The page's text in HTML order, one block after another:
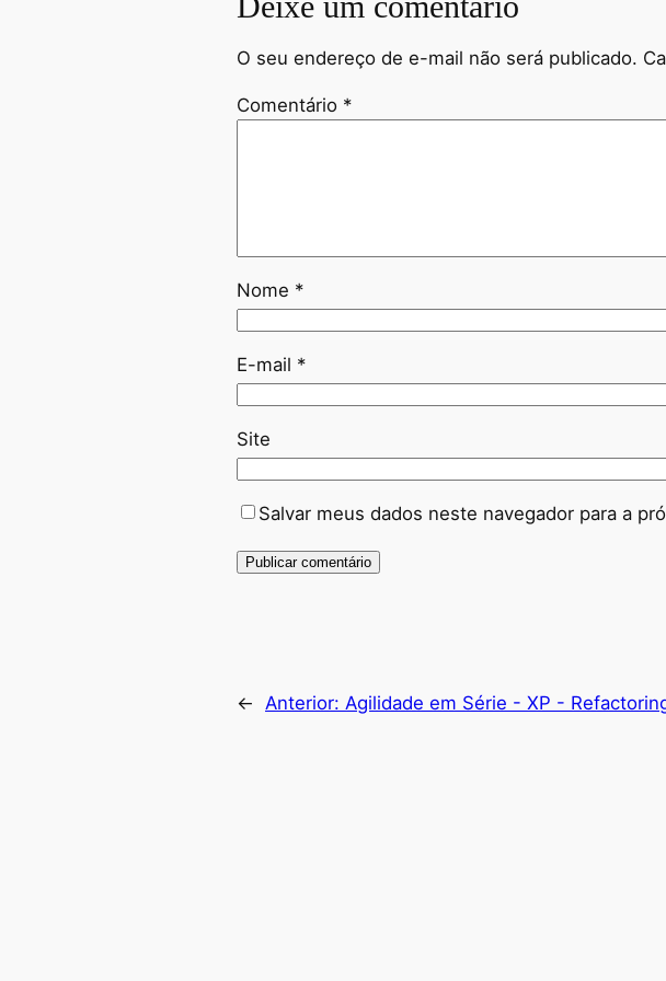
O seu endereço de e-mail não será publicado.
Comentário *
Nome *
E-mail *
Site
Salvar meus dados neste navegador para a
← Anterior: Agilidade em Série - XP -